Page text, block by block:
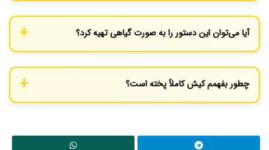
آبگیری نشده) می‌تواند باعث آب انداختن کیش شود. همیشه سبزیجات
را قبل از اضافه کردن به مایه، تفت دهید تا آب اضافی آن‌ها تبخیر شود.
آیا می‌توان این دستور را به صورت گیاهی تهیه کرد؟
دلمه‌ای، بروکلی یا اسفناج به جای مواد گوشتی استفاده کنید.
چطور بفهمم کیش کاملاً پخته است؟
باشد.